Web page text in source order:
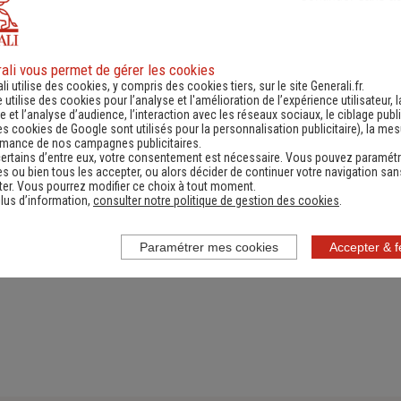
d'information
une actualité,
réglementation...)
Contacter un
(Obtenir un devis,
information, faire un
vous permet de gérer les cookies
utilise des cookies, y compris des cookies tiers, sur le site Generali.fr.
utilise des cookies pour l’analyse et l'amélioration de l’expérience utilisateur,
et l’analyse d’audience, l’interaction avec les réseaux sociaux, le ciblage
cookies de Google sont utilisés pour la personnalisation publicitaire), la
de nos campagnes publicitaires.
d’entre eux, votre consentement est nécessaire. Vous pouvez
ou bien tous les accepter, ou alors décider de continuer votre navigation
Vous pourrez modifier ce choix à tout moment.
d’information, consulter notre politique de gestion des cookies
Accepter &
Paramétrer mes cookies